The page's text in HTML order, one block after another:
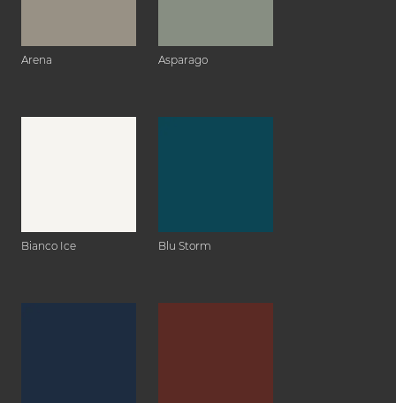
Arena Asparago
Bianco Ice Blu Storm